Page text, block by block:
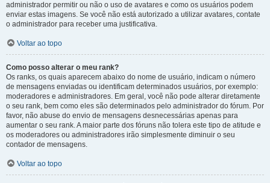
administrador permitir ou não o uso de avatares e como os usuários podem
enviar estas imagens. Se você não está autorizado a utilizar avatares, contate
o administrador para receber uma justificativa.
Voltar ao topo
Como posso alterar o meu rank?
Os ranks, os quais aparecem abaixo do nome de usuário, indicam o número
de mensagens enviadas ou identificam determinados usuários, por exemplo:
moderadores e administradores. Em geral, você não pode alterar diretamente
o seu rank, bem como eles são determinados pelo administrador do fórum. Por
favor, não abuse do envio de mensagens desnecessárias apenas para
aumentar o seu rank. A maior parte dos fóruns não tolera este tipo de atitude e
os moderadores ou administradores irão simplesmente diminuir o seu
contador de mensagens.
Voltar ao topo